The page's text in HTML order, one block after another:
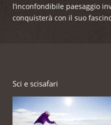
l’inconfondibile paesaggio
conquisterà con il suo
Sci e scisafari